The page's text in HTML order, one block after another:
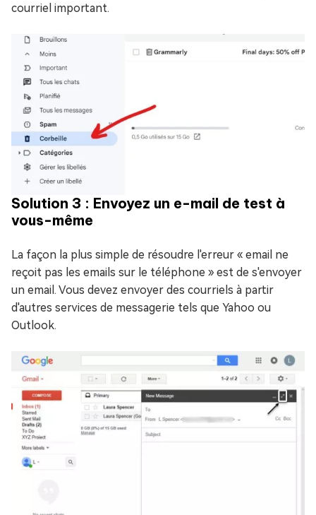
courriel important.
Solution 3 : Envoyez un e-mail de test à
vous-même
La façon la plus simple de résoudre l'erreur « email ne
reçoit pas les emails sur le téléphone » est de s'envoyer
un email. Vous devez envoyer des courriels à partir
d'autres services de messagerie tels que Yahoo ou
Outlook.